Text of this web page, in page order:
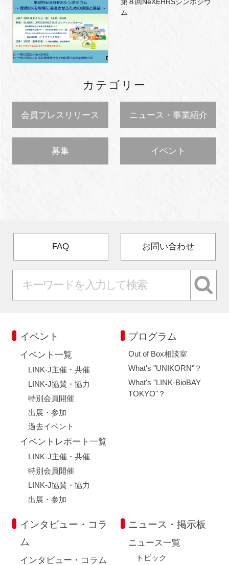
ム
カテゴリー
会員プレスリリース ニュース・事業紹介
募集 イベント
FAQ お問い合わせ
イベント
イベント一覧
LINK-J主催・共催
LINK-J協賛・協力
特別会員開催
出展・参加
過去イベント
イベントレポート一覧
LINK-J主催・共催
特別会員開催
LINK-J協賛・協力
出展・参加
プログラム
Out of Box相談室
What's "UNIKORN"？
What's "LINK-BioBAY
TOKYO"？
インタビュー・コラ
ム
インタビュー・コラム
ニュース・掲示板
ニュース一覧
トピック